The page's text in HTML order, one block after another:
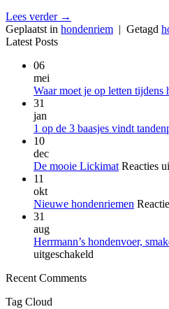
Lees verder →
Geplaatst in hondenriem | Getagd
Latest Posts
06
mei
Waar moet je op letten tijdens
31
jan
1 op de 3 baasjes vindt
10
dec
De mooie Lickimat Reacties
11
okt
Nieuwe hondenriemen
31
aug
Herrmann’s hondenvoer,
uitgeschakeld
Recent Comments
Tag Cloud